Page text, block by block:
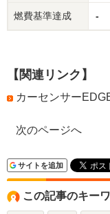
燃費基準達成 -
【関連リンク】
カーセンサー
次のページへ
サイトを追加
この記事のキー